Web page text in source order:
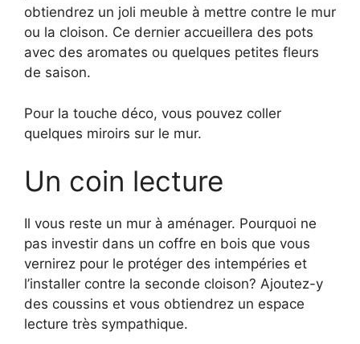
obtiendrez un joli meuble à mettre contre le mur
ou la cloison. Ce dernier accueillera des pots
avec des aromates ou quelques petites fleurs
de saison.
Pour la touche déco, vous pouvez coller
quelques miroirs sur le mur.
Un coin lecture
Il vous reste un mur à aménager. Pourquoi ne
pas investir dans un coffre en bois que vous
vernirez pour le protéger des intempéries et
l’installer contre la seconde cloison? Ajoutez-y
des coussins et vous obtiendrez un espace
lecture très sympathique.